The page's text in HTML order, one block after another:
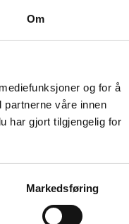
Om
og for å
våre innen
har gjort tilgjengelig for
Markedsføring